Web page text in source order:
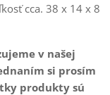
cca. 38 x 14 x 8
v našej
si prosím
produkty sú